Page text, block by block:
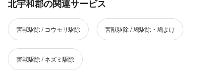
北宇和郡の関連サービス
害獣駆除 / コウモリ駆除 害獣駆除 / 鳩駆除・鳩よけ
害獣駆除 / ネズミ駆除